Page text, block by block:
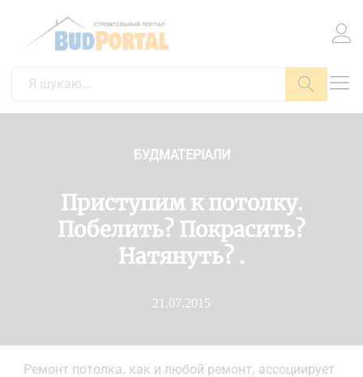
Пошук
БУДМАТЕРІАЛИ
Приступим к потолку.
Побелить? Покрасить?
Натянуть? .
21.07.2015
Ремонт потолка, как и любой ремонт, ассоциирует